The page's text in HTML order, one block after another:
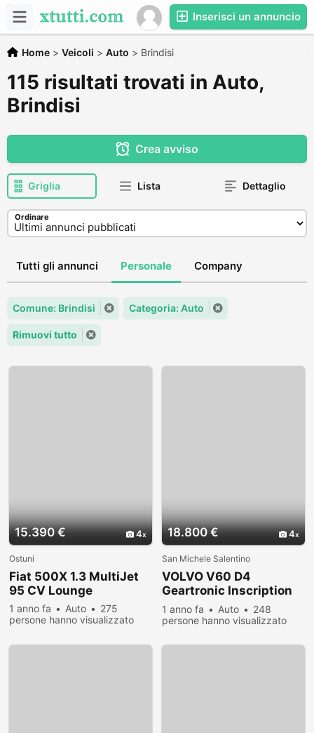
Inserisci un annuncio
Home > Veicoli > Auto > Brindisi
115 risultati trovati in Auto,
Brindisi
Crea avviso
Griglia Lista Dettaglio
Ordinare
Tutti gli annunci Personale Company
Comune: Brindisi Categoria: Auto
Rimuovi tutto
15.390 € 4
Ostuni
Fiat 500X 1.3 MultiJet
95 CV Lounge
1 anno fa Auto
275
persone hanno visualizzato
18.800 € 4
San Michele Salentino
VOLVO V60 D4
Geartronic Inscription
IVA COMPRESA
1 anno fa Auto
248
persone hanno visualizzato